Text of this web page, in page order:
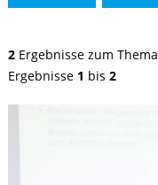
2 Ergebnisse zum Thema
Ergebnisse 1 bis2